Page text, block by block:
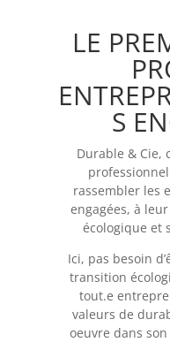
LE
S
Durable & Cie,
rassembler les
engagées, à
écologique et
Ici, pas besoin
transition
tout.e
valeurs de
oeuvre dans